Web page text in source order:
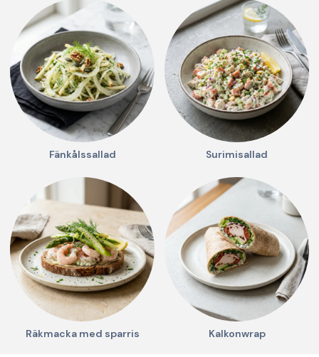
Fänkålssallad Surimisallad
Räkmacka med sparris Kalkonwrap